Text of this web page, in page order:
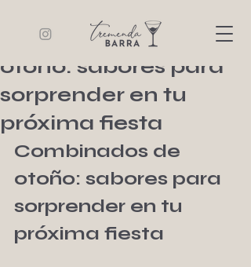
Combinados de
otoño: sabores para
sorprender en tu
próxima fiesta
Combinados de
otoño: sabores para
sorprender en tu
próxima fiesta